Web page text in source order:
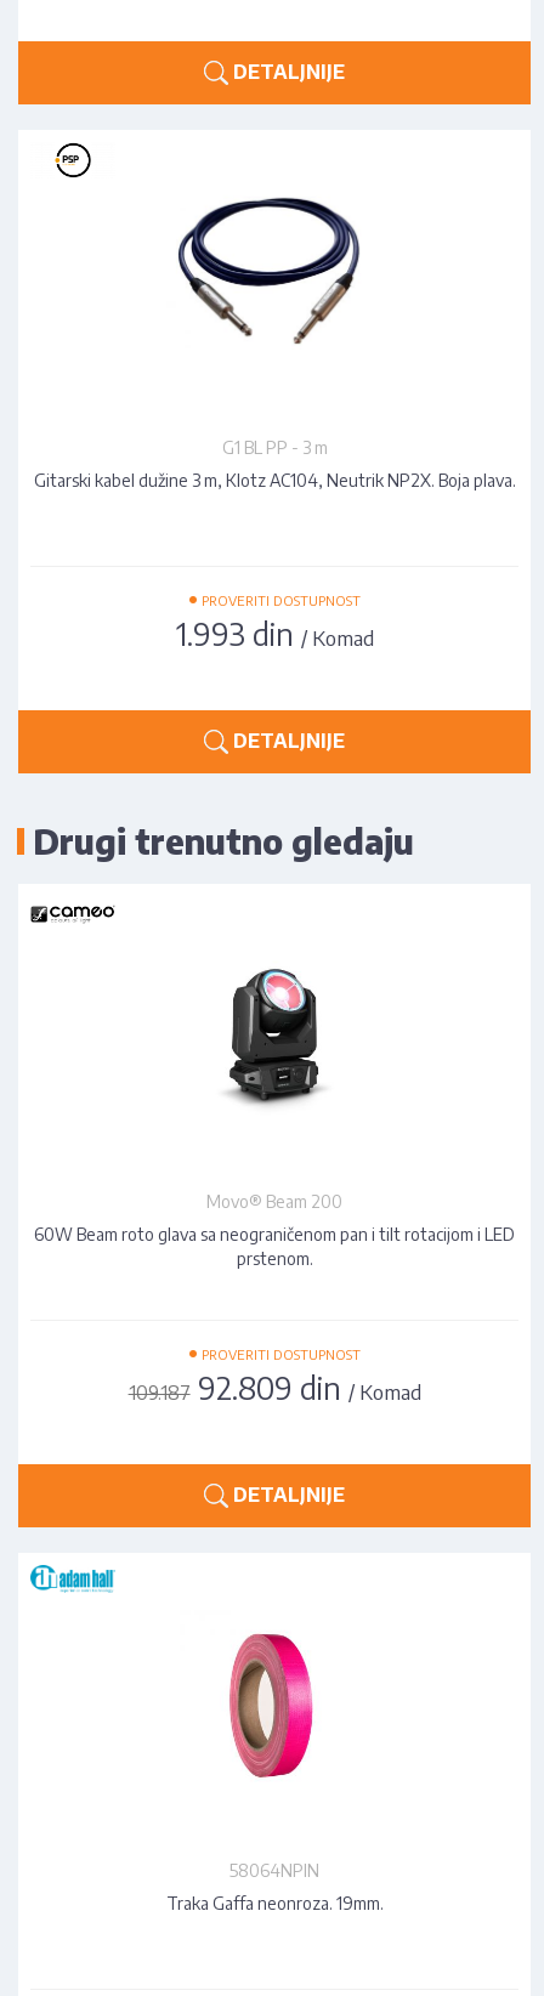
DETALJNIJE
G1 BL PP - 3 m
Gitarski kabel dužine 3 m, Klotz AC104, Neutrik NP2X. Boja plava.
• PROVERITI DOSTUPNOST
1.993 din / Komad
DETALJNIJE
Drugi trenutno gledaju
Movo® Beam 200
60W Beam roto glava sa neograničenom pan i tilt rotacijom i LED
prstenom.
• PROVERITI DOSTUPNOST
109.18792.809 din / Komad
DETALJNIJE
58064NPIN
Traka Gaffa neonroza. 19mm.